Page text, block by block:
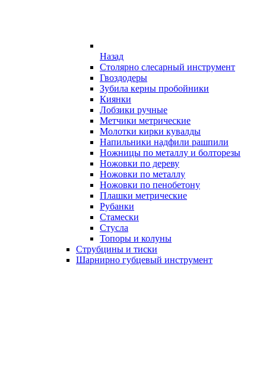
Назад
Столярно слесарный инструмент
Гвоздодеры
Зубила керны пробойники
Киянки
Лобзики ручные
Метчики метрические
Молотки кирки кувалды
Напильники надфили рашпили
Ножницы по металлу и болторезы
Ножовки по дереву
Ножовки по металлу
Ножовки по пенобетону
Плашки метрические
Рубанки
Стамески
Стусла
Топоры и колуны
Струбцины и тиски
Шарнирно губцевый инструмент